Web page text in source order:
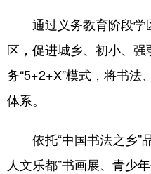
通过义务教育阶段学
区，促进城乡、初小、
务“5+2+X”模式，将书法
体系。
依托“中国书法之乡”
人文乐都”书画展、青少